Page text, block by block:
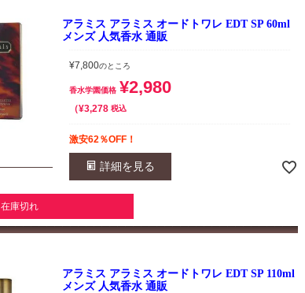
アラミス アラミス オードトワレ EDT SP 60ml
メンズ 人気香水 通販
¥7,800のところ
香水学園価格 ¥2,980
¥3,278 税込
激安62％OFF！
詳細を見る
在庫切れ
アラミス アラミス オードトワレ EDT SP 110ml
メンズ 人気香水 通販